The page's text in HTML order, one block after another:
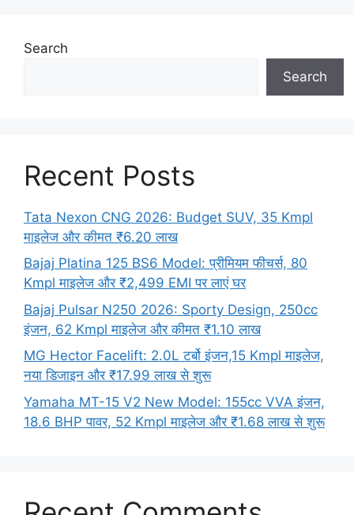
Search
Search
Recent Posts
Tata Nexon CNG 2026: Budget SUV, 35 Kmpl
माइलेज और कीमत ₹6.20 लाख
Bajaj Platina 125 BS6 Model: प्रीमियम फीचर्स, 80
Kmpl माइलेज और ₹2,499 EMI पर लाएं घर
Bajaj Pulsar N250 2026: Sporty Design, 250cc
इंजन, 62 Kmpl माइलेज और कीमत ₹1.10 लाख
MG Hector Facelift: 2.0L टर्बो इंजन,15 Kmpl माइलेज,
नया डिजाइन और ₹17.99 लाख से शुरू
Yamaha MT-15 V2 New Model: 155cc VVA इंजन,
18.6 BHP पावर, 52 Kmpl माइलेज और ₹1.68 लाख से शुरू